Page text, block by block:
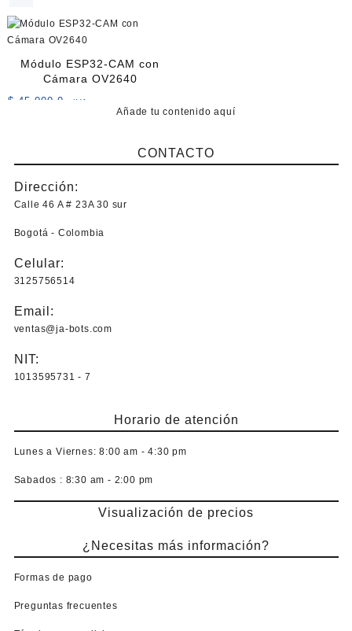
Módulo ESP32-CAM con
Cámara OV2640
$ 45.000,0 +IVA
Añade tu contenido aquí
CONTACTO
Dirección:
Calle 46 A # 23A 30 sur
Bogotá - Colombia
Celular:
3125756514
Email:
ventas@ja-bots.com
NIT:
1013595731 - 7
Horario de atención
Lunes a Viernes: 8:00 am - 4:30 pm
Sabados : 8:30 am - 2:00 pm
Visualización de precios
¿Necesitas más información?
Formas de pago
Preguntas frecuentes